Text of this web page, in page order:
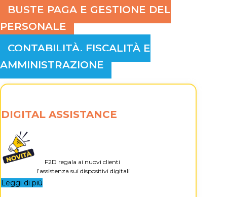
BUSTE PAGA E GESTIONE DEL
PERSONALE
CONTABILITÀ, FISCALITÀ E
AMMINISTRAZIONE
DIGITAL ASSISTANCE
F2D regala ai nuovi clienti
l’assistenza sui dispositivi digitali
Leggi di più